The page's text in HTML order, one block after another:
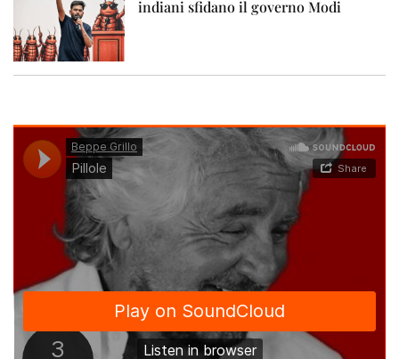
indiani sfidano il governo Modi